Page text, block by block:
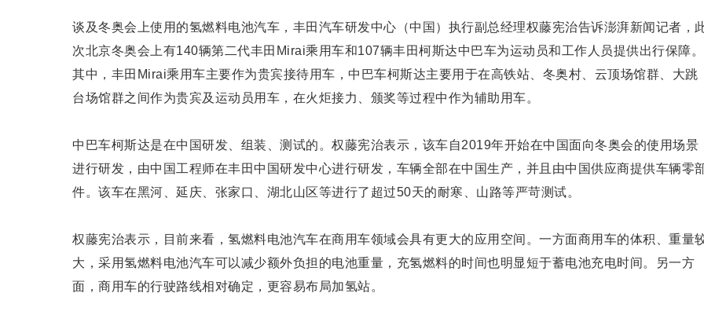
谈及冬奥会上使用的氢燃料电池汽车，丰田汽车研发中心（中国）执行副总经理权藤宪治告诉澎湃新闻记者，
次北京冬奥会上有140辆第二代丰田Mirai乘用车和107辆丰田柯斯达中巴车为运动员和工作人员提供出行保障。
其中，丰田Mirai乘用车主要作为贵宾接待用车，中巴车柯斯达主要用于在高铁站、冬奥村、云顶场馆群、大跳
台场馆群之间作为贵宾及运动员用车，在火炬接力、颁奖等过程中作为辅助用车。
中巴车柯斯达是在中国研发、组装、测试的。权藤宪治表示，该车自2019年开始在中国面向冬奥会的使用场景
进行研发，由中国工程师在丰田中国研发中心进行研发，车辆全部在中国生产，并且由中国供应商提供车辆零
件。该车在黑河、延庆、张家口、湖北山区等进行了超过50天的耐寒、山路等严苛测试。
权藤宪治表示，目前来看，氢燃料电池汽车在商用车领域会具有更大的应用空间。一方面商用车的体积、重量
大，采用氢燃料电池汽车可以减少额外负担的电池重量，充氢燃料的时间也明显短于蓄电池充电时间。另一方
面，商用车的行驶路线相对确定，更容易布局加氢站。